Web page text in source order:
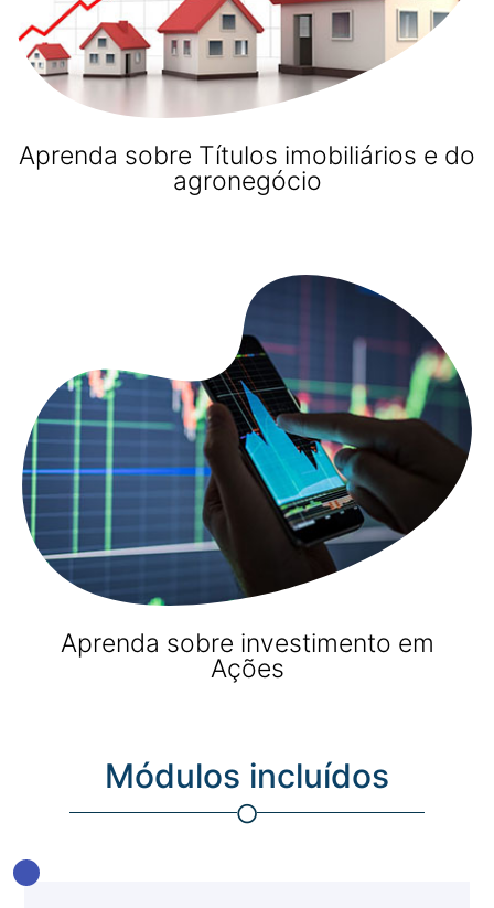
Aprenda sobre Títulos imobiliários e do
agronegócio
Aprenda sobre investimento em
Ações
Módulos incluídos